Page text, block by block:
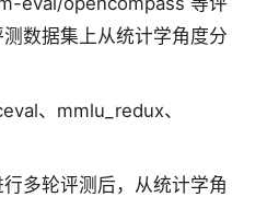
数据集上从统计学角度分
、mmlu_redux、
多轮评测后，从统计学角